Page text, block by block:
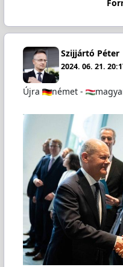
Szijjártó Péter
2024. 06. 21.
Újra német -